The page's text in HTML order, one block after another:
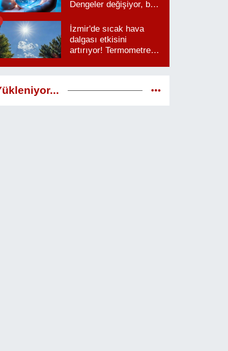
Dengeler değişiyor, bu
İzmir'de sıcak hava
dalgası etkisini
artırıyor! Termometreler